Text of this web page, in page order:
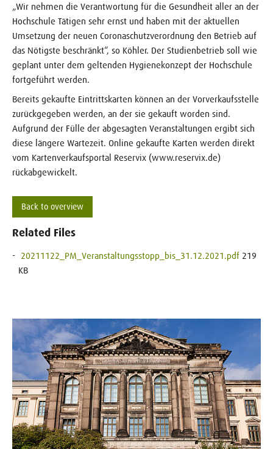
„Wir nehmen die Verantwortung für die Gesundheit aller an der
Hochschule Tätigen sehr ernst und haben mit der aktuellen
Umsetzung der neuen Coronaschutzverordnung den Betrieb auf
das Nötigste beschränkt“, so Köhler. Der Studienbetrieb soll wie
geplant unter dem geltenden Hygienekonzept der Hochschule
fortgeführt werden.
Bereits gekaufte Eintrittskarten können an der Vorverkaufsstelle
zurückgegeben werden, an der sie gekauft worden sind.
Aufgrund der Fülle der abgesagten Veranstaltungen ergibt sich
diese längere Wartezeit. Online gekaufte Karten werden direkt
vom Kartenverkaufsportal Reservix (www.reservix.de)
rückabgewickelt.
Back to overview
Related Files
20211122_PM_Veranstaltungsstopp_bis_31.12.2021.pdf 219
KB